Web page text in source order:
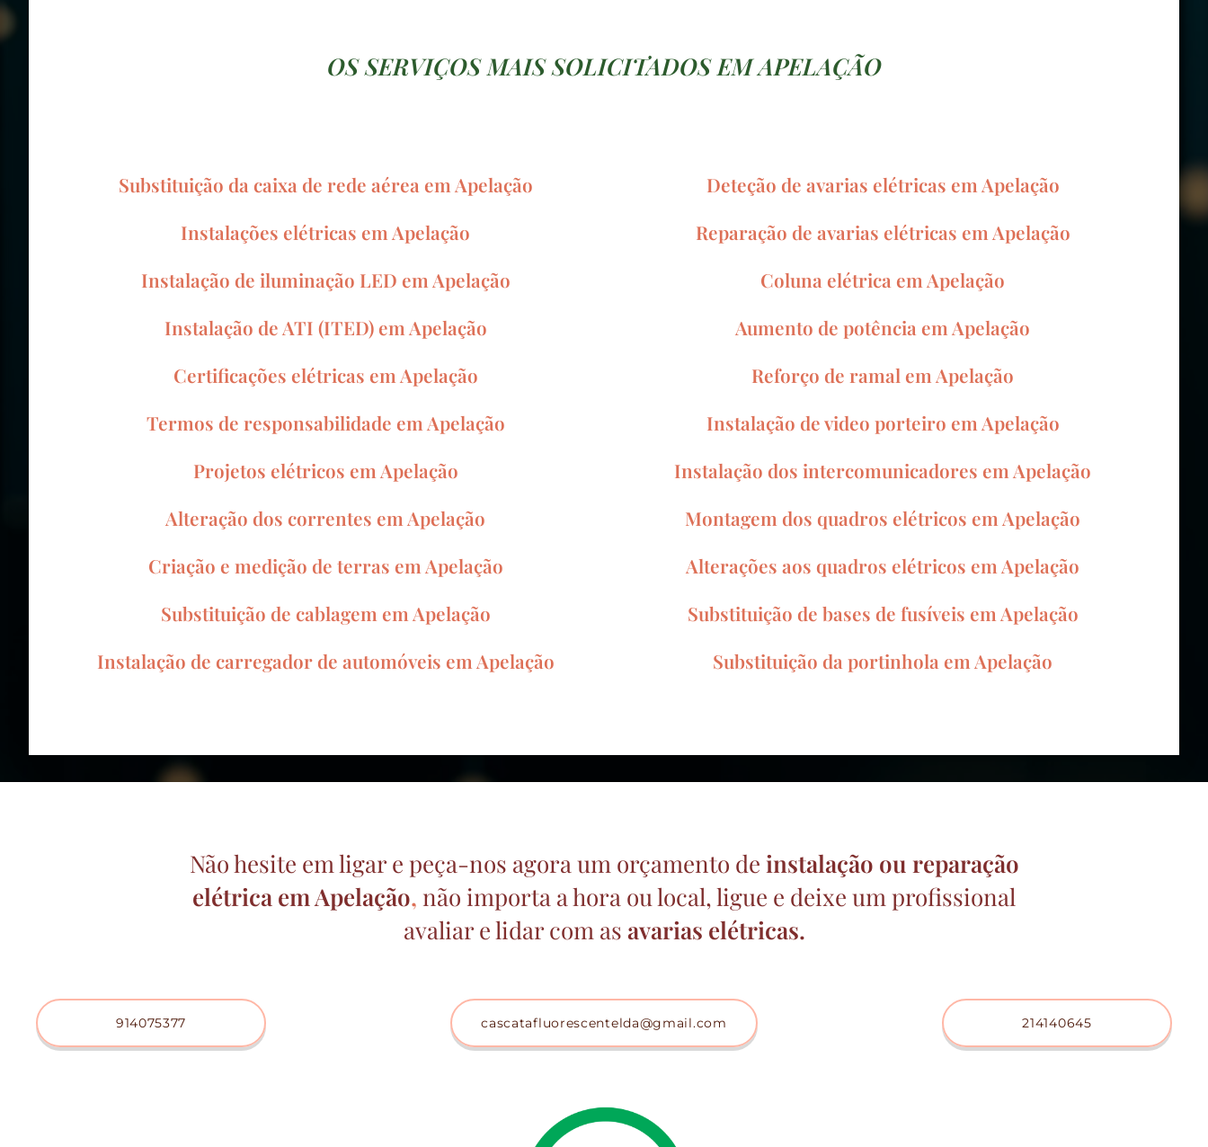
OS SERVIÇOS MAIS SOLICITADOS EM APELAÇÃO
Substituição da caixa de rede aérea em Apelação
Instalações elétricas em Apelação
Instalação de iluminação LED em Apelação
Instalação de ATI (ITED) em Apelação
Certificações elétricas em Apelação
Termos de responsabilidade em Apelação
Projetos elétricos em Apelação
Alteração dos correntes em Apelação
Criação e medição de terras em Apelação
Substituição de cablagem em Apelação
Instalação de carregador de automóveis em Apelação
Deteção de avarias elétricas em Apelação
Reparação de avarias elétricas em Apelação
Coluna elétrica em Apelação
Aumento de potência em Apelação
Reforço de ramal em Apelação
Instalação de video porteiro em Apelação
Instalação dos intercomunicadores em Apelação
Montagem dos quadros elétricos em Apelação
Alterações aos quadros elétricos em Apelação
Substituição de bases de fusíveis em Apelação
Substituição da portinhola em Apelação
Não hesite em ligar e peça-nos agora um orçamento de instalação ou reparação
elétrica em Apelação, não importa a hora ou local, ligue e deixe um profissional
avaliar e lidar com as avarias elétricas.
914075377 cascatafluorescentelda@gmail.com 214140645